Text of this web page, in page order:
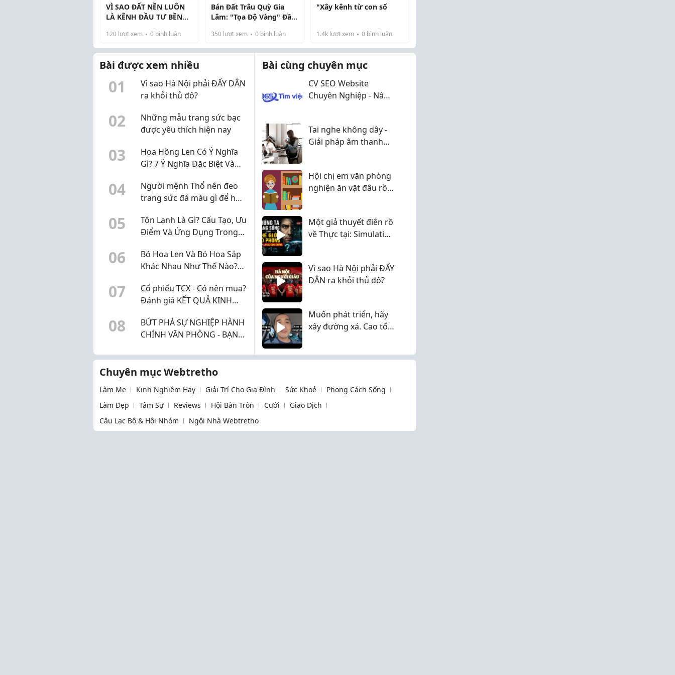
VÌ SAO ĐẤT NỀN LUÔN
LÀ KÊNH ĐẦU TƯ BỀN
120 lượt xem 0 bình luận
Bán Đất Trâu Quỳ Gia
Lâm: "Tọa Độ Vàng" Đầu
350 lượt xem 0 bình luận
"Xây kênh từ con số
1.4klượt xem 0bình luận
Bài được xem nhiều
01
Vì sao Hà Nội phải ĐẨY DÂN
ra khỏi thủ đô?
02
Những mẫu trang sức bạc
được yêu thích hiện nay
03
Hoa Hồng Len Có Ý Nghĩa
Gì? 7 Ý Nghĩa Đặc Biệt Và
04
Người mệnh Thổ nên đeo
trang sức đá màu gì để hợp
05
Tôn Lạnh Là Gì? Cấu Tạo, Ưu
Điểm Và Ứng Dụng Trong
06
Bó Hoa Len Và Bó Hoa Sáp
Khác Nhau Như Thế Nào?
07
Cổ phiếu TCX - Có nên mua?
Đánh giá KẾT QUẢ KINH
NHUẬN năm 2026 & 2027
08
BỨT PHÁ SỰ NGHIỆP HÀNH
CHÍNH VĂN PHÒNG - BẠN
Bài cùng chuyên mục
CV SEO Website
Chuyên Nghiệp - Nâng
Tai nghe không dây -
Giải pháp âm thanh
Hội chị em văn phòng
nghiện ăn vặt đâu rồi?
Trangghien chưa, dính
cực kỳ!
Một giả thuyết điên rồ
về Thực tại: Simulation
Vì sao Hà Nội phải ĐẨY
DÂN ra khỏi thủ đô?
Muốn phát triển, hãy
xây đường xá. Cao tốc
Chuyên mục Webtretho
Làm Mẹ Kinh Nghiệm Hay Giải Trí Cho Gia Đình Sức Khoẻ
Phong Cách Sống
Làm Đẹp
Tâm Sự Reviews Hội Bàn Tròn Cưới
Giao Dịch
Câu Lạc Bộ & Hội Nhóm
Ngôi Nhà Webtretho